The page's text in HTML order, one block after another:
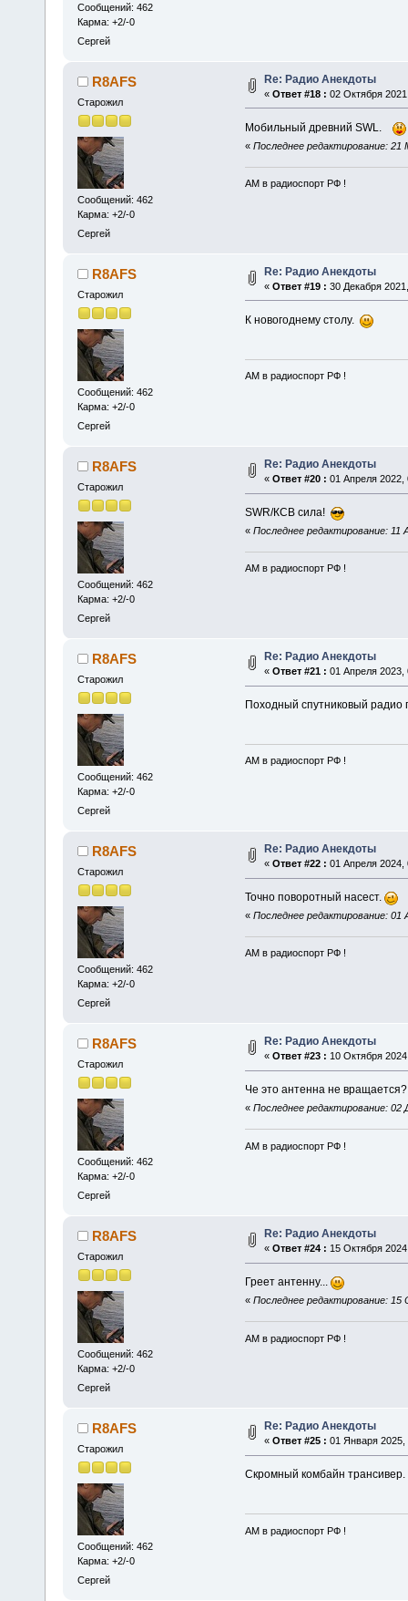
Сообщений: 462
Карма: +2/-0
Сергей
R8AFS
Старожил
Сообщений: 462
Карма: +2/-0
Сергей
Re: Радио Анекдоты
« Ответ #18 : 02 Октября
Мобильный древний SWL.
« Последнее редактирование: 21
АМ в радиоспорт РФ !
R8AFS
Старожил
Сообщений: 462
Карма: +2/-0
Сергей
Re: Радио Анекдоты
« Ответ #19 : 30 Декабря
К новогоднему столу.
АМ в радиоспорт РФ !
R8AFS
Старожил
Сообщений: 462
Карма: +2/-0
Сергей
Re: Радио Анекдоты
« Ответ #20 : 01 Апреля 2022,
SWR/КСВ сила!
« Последнее редактирование: 11
АМ в радиоспорт РФ !
R8AFS
Старожил
Сообщений: 462
Карма: +2/-0
Сергей
Re: Радио Анекдоты
« Ответ #21 : 01 Апреля 2023,
Походный спутниковый
АМ в радиоспорт РФ !
R8AFS
Старожил
Сообщений: 462
Карма: +2/-0
Сергей
Re: Радио Анекдоты
« Ответ #22 : 01 Апреля 2024,
Точно поворотный насест.
« Последнее редактирование: 01
АМ в радиоспорт РФ !
R8AFS
Старожил
Сообщений: 462
Карма: +2/-0
Сергей
Re: Радио Анекдоты
« Ответ #23 : 10 Октября
Че это антенна не
« Последнее редактирование: 02
АМ в радиоспорт РФ !
R8AFS
Старожил
Сообщений: 462
Карма: +2/-0
Сергей
Re: Радио Анекдоты
« Ответ #24 : 15 Октября
Греет антенну...
« Последнее редактирование:
АМ в радиоспорт РФ !
R8AFS
Старожил
Сообщений: 462
Карма: +2/-0
Сергей
Re: Радио Анекдоты
« Ответ #25 : 01 Января 2025,
Скромный комбайн трансивер.
АМ в радиоспорт РФ !